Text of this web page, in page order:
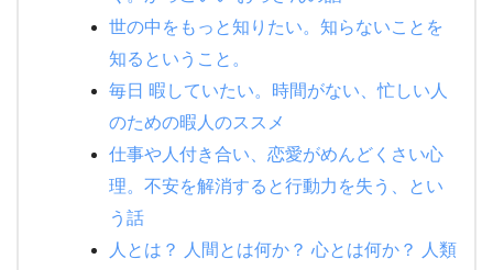
世の中をもっと知りたい。知らないことを
知るということ。
毎日 暇していたい。時間がない、忙しい人
のための暇人のススメ
仕事や人付き合い、恋愛がめんどくさい心
理。不安を解消すると行動力を失う、とい
う話
人とは？ 人間とは何か？ 心とは何か？ 人類